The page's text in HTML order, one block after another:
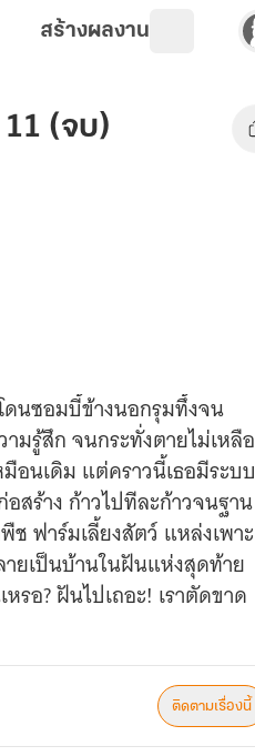
สร้างผลงาน
11 (จบ)
นซอมบี้ข้างนอกรุมทึ้งจน
มรู้สึก จนกระทั่งตายไม่เหลือ
อนเดิม แต่คราวนี้เธอมีระบบ
สร้าง ก้าวไปทีละก้าวจนฐาน
ฟาร์มเลี้ยงสัตว์ แหล่งเพาะ
ายเป็นบ้านในฝันแห่งสุดท้าย
อ? ฝันไปเถอะ! เราตัดขาด
ติดตามเรื่องนี้